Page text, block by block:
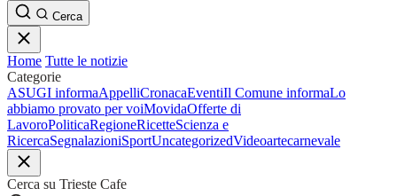
Cerca
Home Tutte le notizie
Categorie
ASUGI informaAppelliCronacaEventiIl Comune informaLo
abbiamo provato per voiMovidaOfferte di
LavoroPoliticaRegioneRicetteScienza e
RicercaSegnalazioniSportUncategorizedVideoartecarnevale
Cerca su Trieste Cafe